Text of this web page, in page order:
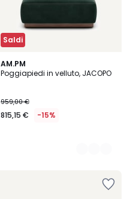
Saldi
AM.PM
Poggiapiedi in velluto, JACOPO
959,00 €
815,15 € -15%
15
Colori